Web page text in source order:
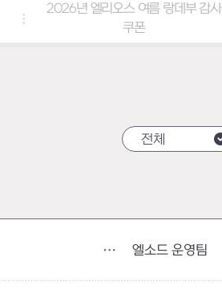
2026년 엘리오스 여름 랑데부 감사
전체
엘소드 운영팀